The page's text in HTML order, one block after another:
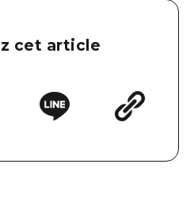
cet article